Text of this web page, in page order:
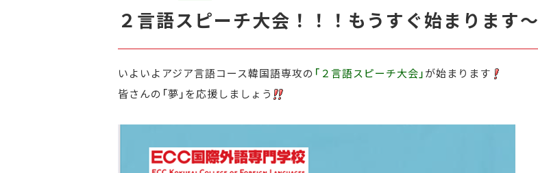
２言語スピーチ大会！！！もうすぐ始まります～
いよいよアジア言語コース韓国語専攻の 「２言語スピーチ大会」が始まります
皆さんの「夢」を応援しましょう